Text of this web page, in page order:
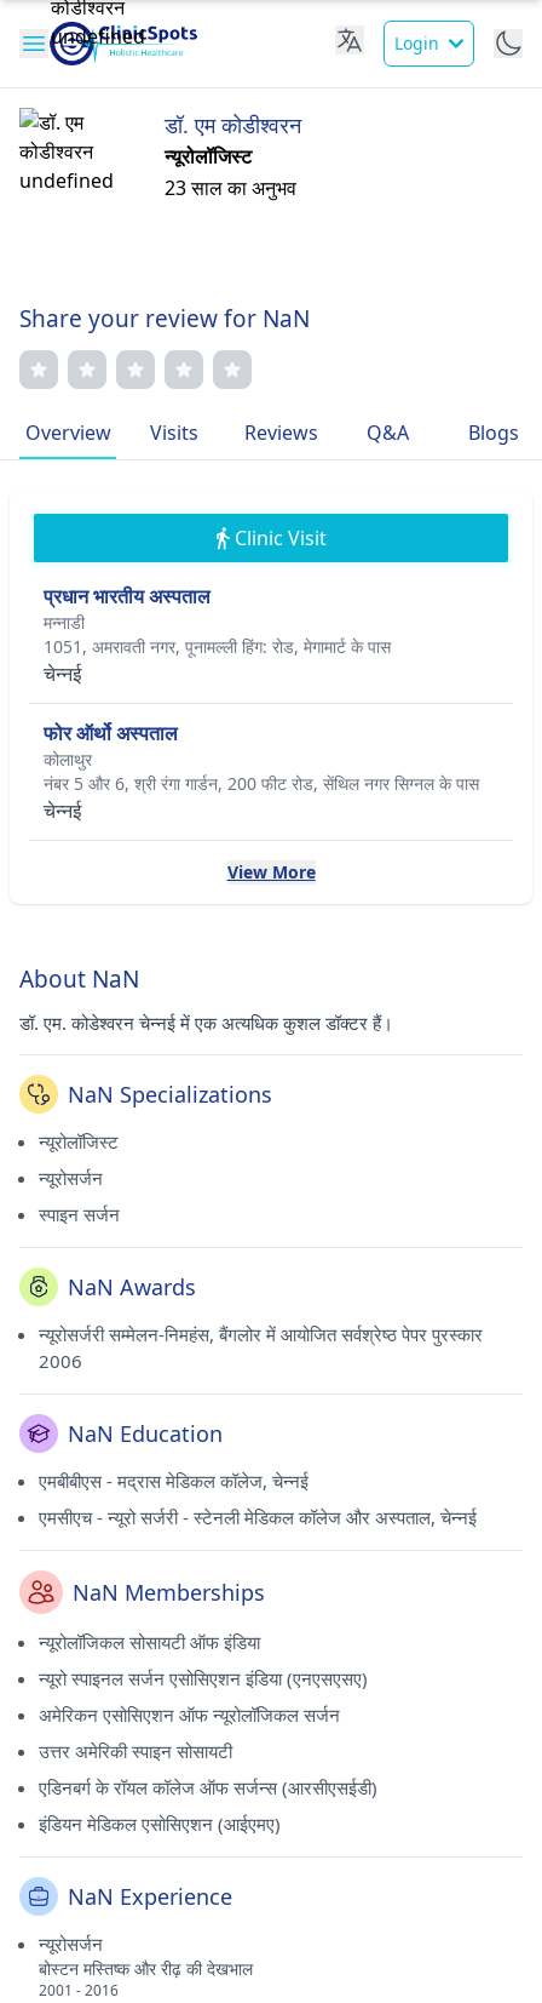
Login
डॉ. एम कोडीश्वरन
न्यूरोलॉजिस्ट
23 साल का अनुभव
Share your review for NaN
Overview Visits Reviews Q&A Blogs
Clinic Visit
प्रधान भारतीय अस्पताल
मन्नाडी
1051, अमरावती नगर, पूनामल्ली हिंग: रोड, मेगामार्ट के पास
चेन्नई
फोर ऑर्थो अस्पताल
कोलाथुर
नंबर 5 और 6, श्री रंगा गार्डन, 200 फीट रोड, सेंथिल नगर सिग्नल के पास
चेन्नई
View More
About NaN
डॉ. एम. कोडेश्वरन चेन्नई में एक अत्यधिक कुशल डॉक्टर हैं।
NaN Specializations
न्यूरोलॉजिस्ट
न्यूरोसर्जन
स्पाइन सर्जन
NaN Awards
न्यूरोसर्जरी सम्मेलन-निमहंस, बैंगलोर में आयोजित सर्वश्रेष्ठ पेपर पुरस्कार
2006
NaN Education
एमबीबीएस - मद्रास मेडिकल कॉलेज, चेन्नई
एमसीएच - न्यूरो सर्जरी - स्टेनली मेडिकल कॉलेज और अस्पताल, चेन्नई
NaN Memberships
न्यूरोलॉजिकल सोसायटी ऑफ इंडिया
न्यूरो स्पाइनल सर्जन एसोसिएशन इंडिया (एनएसएसए)
अमेरिकन एसोसिएशन ऑफ न्यूरोलॉजिकल सर्जन
उत्तर अमेरिकी स्पाइन सोसायटी
एडिनबर्ग के रॉयल कॉलेज ऑफ सर्जन्स (आरसीएसईडी)
इंडियन मेडिकल एसोसिएशन (आईएमए)
NaN Experience
न्यूरोसर्जन
बोस्टन मस्तिष्क और रीढ़ की देखभाल
2001 - 2016